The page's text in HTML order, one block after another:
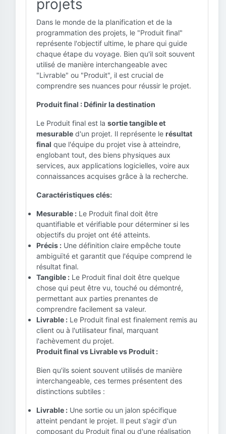
projets
Dans le monde de la planification et de la
programmation des projets, le "Produit final"
représente l'objectif ultime, le phare qui guide
chaque étape du voyage. Bien qu'il soit souvent
utilisé de manière interchangeable avec
"Livrable" ou "Produit", il est crucial de
comprendre ses nuances pour réussir le projet.
Produit final : Définir la destination
Le Produit final est la sortie tangible et
mesurable d'un projet. Il représente le résultat
final que l'équipe du projet vise à atteindre,
englobant tout, des biens physiques aux
services, aux applications logicielles, voire aux
connaissances acquises grâce à la recherche.
Caractéristiques clés:
Mesurable : Le Produit final doit être
quantifiable et vérifiable pour déterminer si les
objectifs du projet ont été atteints.
Précis : Une définition claire empêche toute
ambiguïté et garantit que l'équipe comprend le
résultat final.
Tangible : Le Produit final doit être quelque
chose qui peut être vu, touché ou démontré,
permettant aux parties prenantes de
comprendre facilement sa valeur.
Livrable : Le Produit final est finalement remis au
client ou à l'utilisateur final, marquant
l'achèvement du projet.
Produit final vs Livrable vs Produit :
Bien qu'ils soient souvent utilisés de manière
interchangeable, ces termes présentent des
distinctions subtiles :
Livrable : Une sortie ou un jalon spécifique
atteint pendant le projet. Il peut s'agir d'un
composant du Produit final ou d'une réalisation